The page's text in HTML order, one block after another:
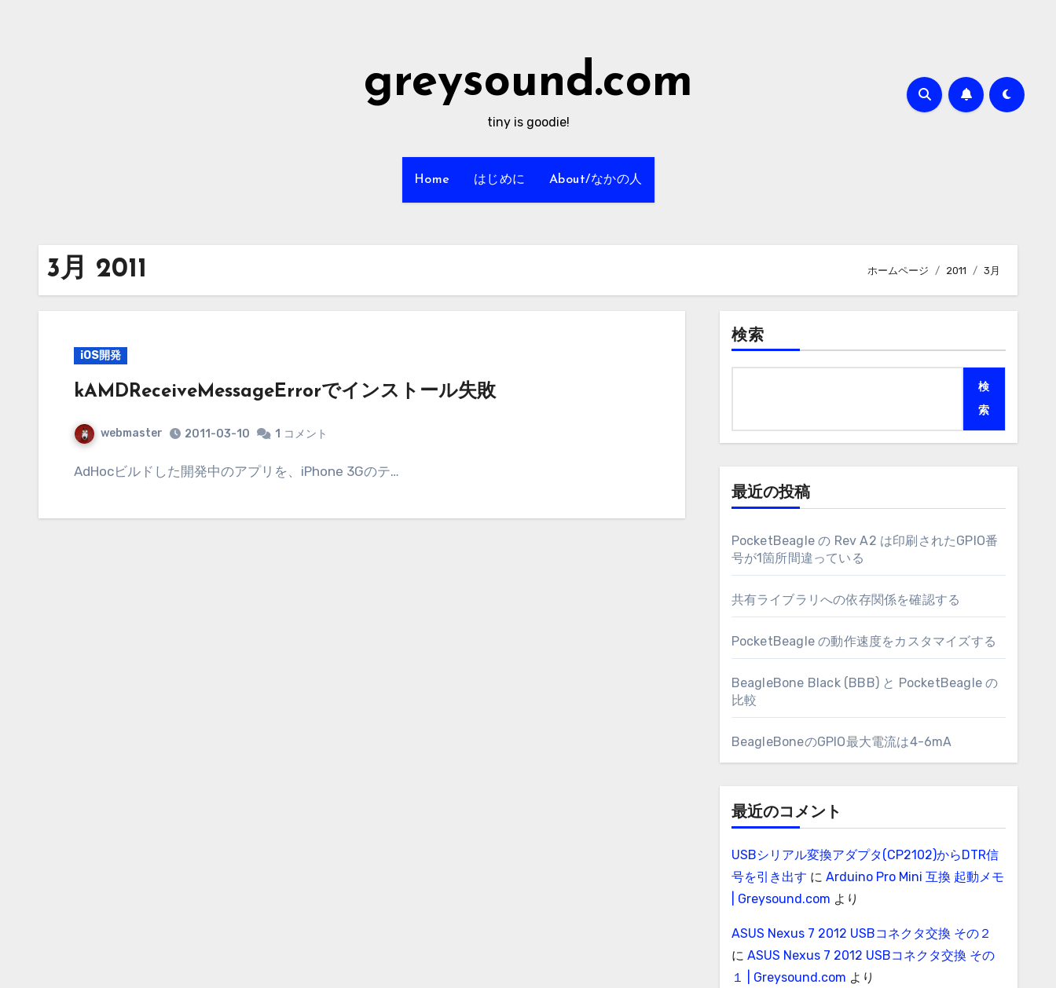
greysound.com
tiny is goodie!
Home はじめに About/なかの人
3月 2011 ホームページ 2011 3月
iOS開発
kAMDReceiveMessageErrorでインストール失敗
webmaster 2011-03-10 1 コメント
AdHocビルドした開発中のアプリを、iPhone 3Gのテ…
検索
検
索
最近の投稿
PocketBeagle の Rev A2 は印刷されたGPIO番
号が1箇所間違っている
共有ライブラリへの依存関係を確認する
PocketBeagle の動作速度をカスタマイズする
BeagleBone Black (BBB) と PocketBeagle の
比較
BeagleBoneのGPIO最大電流は4-6mA
最近のコメント
USBシリアル変換アダプタ(CP2102)からDTR信
号を引き出す に Arduino Pro Mini 互換 起動メモ
| Greysound.com より
ASUS Nexus 7 2012 USBコネクタ交換 その２
に ASUS Nexus 7 2012 USBコネクタ交換 その
１ | Greysound.com より